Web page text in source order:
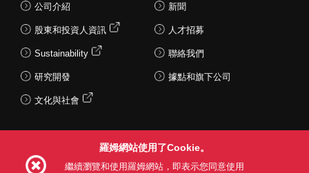
公司介紹
股東和投資人資訊
Sustainability
研究開發
文化與社會
新聞
人才招募
聯絡我們
據點和旗下公司
羅姆網站使用了Cookie。
繼續瀏覽和使用羅姆網站，即表示您同意使用